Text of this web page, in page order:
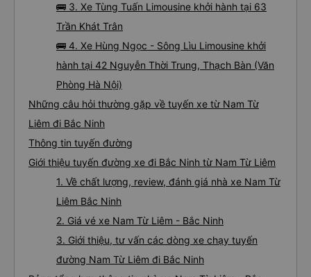
🚌 3. Xe Tùng Tuấn Limousine khởi hành tại 63
Trần Khát Trân
🚌 4. Xe Hùng Ngọc - Sông Lìu Limousine khởi
hành tại 42 Nguyễn Thời Trung, Thạch Bàn (Văn
Phòng Hà Nội)
Những câu hỏi thường gặp về tuyến xe từ Nam Từ
Liêm đi Bắc Ninh
Thông tin tuyến đường
Giới thiệu tuyến đường xe đi Bắc Ninh từ Nam Từ Liêm
1. Về chất lượng, review, đánh giá nhà xe Nam Từ
Liêm Bắc Ninh
2. Giá vé xe Nam Từ Liêm - Bắc Ninh
3. Giới thiệu, tư vấn các dòng xe chạy tuyến
đường Nam Từ Liêm đi Bắc Ninh